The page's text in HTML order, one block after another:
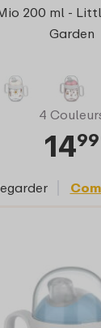
200 ml -
Garden
4
1499